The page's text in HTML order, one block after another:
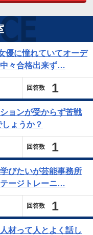
優に憧れていてオーデ
々合格出来ず…
回答数 1
ョンが受からず苦戦
ょうか？
回答数 1
びたいが芸能事務所
ージトレーニ…
回答数 1
材って人とよく話し